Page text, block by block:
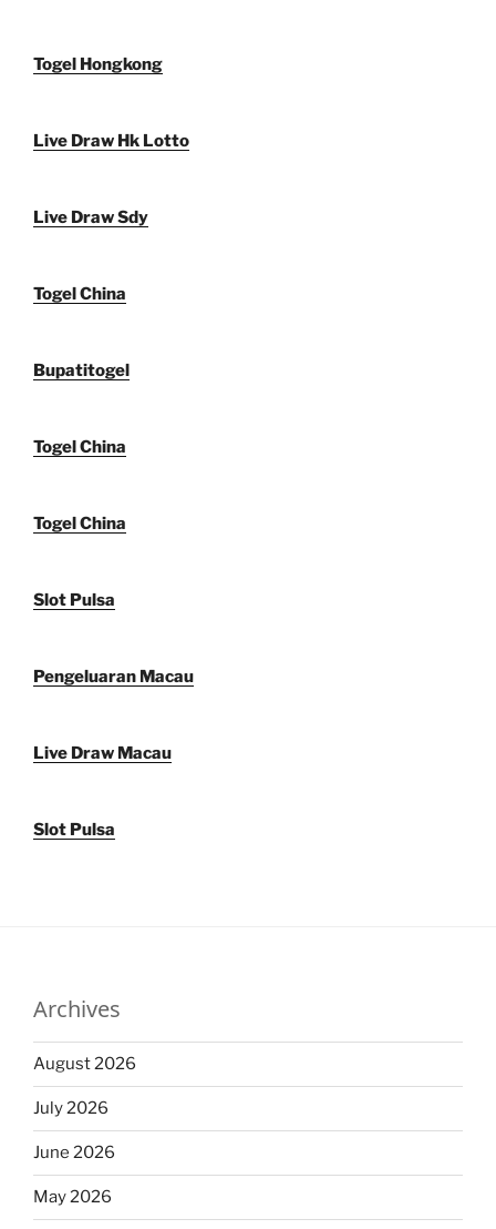
Togel Hongkong
Live Draw Hk Lotto
Live Draw Sdy
Togel China
Bupatitogel
Togel China
Togel China
Slot Pulsa
Pengeluaran Macau
Live Draw Macau
Slot Pulsa
Archives
August 2026
July 2026
June 2026
May 2026